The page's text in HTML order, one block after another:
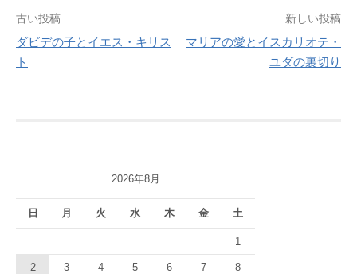
投
稿
シ
ョ
ン
古い投稿
ダビデの子とイエス・キリス
ト
新しい投稿
マリアの愛とイスカリオテ・
ユダの裏切り
2026年8月
日 月 火 水 木 金 土
1
2 3 4 5 6 7 8